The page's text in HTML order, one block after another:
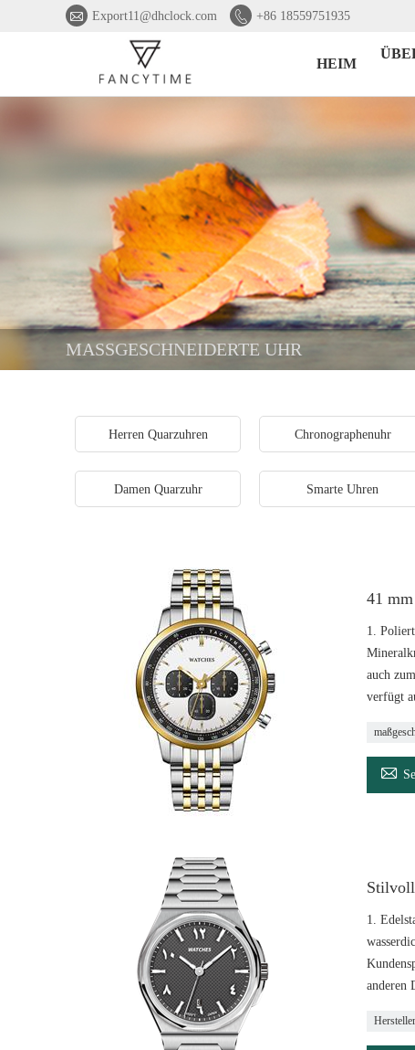
 Export11@dhclock.com  +86 18559751935
HEIM
MASSGESCHNEIDERTE UHR
Herren Quarzuhren Chronographenuhr
Damen Quarzuhr Smarte Uhren
41
1.
auch
verfügt

1.
anderen